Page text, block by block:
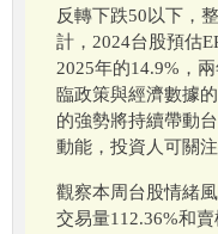
反轉下跌50以下，
計，2024台股預估
2025年的14.9%，
臨政策與經濟數據
的強勢將持續帶動
動能，投資人可關注
觀察本周台股情緒
交易量112.36%和